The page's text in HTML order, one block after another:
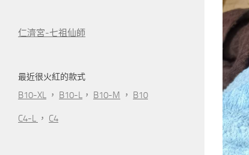
仁濟宮-七祖仙師
最近很火紅的款式
B10-XL ， B10-L ， B10-M ， B10
C4-L ， C4